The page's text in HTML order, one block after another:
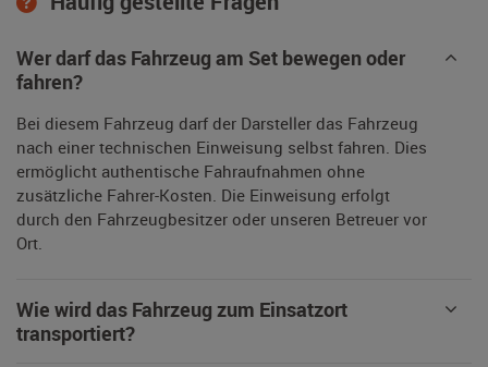
Wer darf das Fahrzeug am Set bewegen oder
fahren?
Bei diesem Fahrzeug darf der Darsteller das Fahrzeug
nach einer technischen Einweisung selbst fahren. Dies
ermöglicht authentische Fahraufnahmen ohne
zusätzliche Fahrer-Kosten. Die Einweisung erfolgt
durch den Fahrzeugbesitzer oder unseren Betreuer vor
Ort.
Wie wird das Fahrzeug zum Einsatzort
transportiert?